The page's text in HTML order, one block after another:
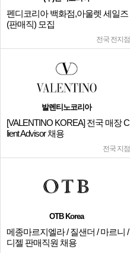
펜디코리아 백화점,아울렛 세일즈
(판매직) 모집
전국 전지점
발렌티노코리아
[VALENTINO KOREA] 전국 매장 C
lient Advisor 채용
전국 지점
OTB Korea
메종마르지엘라 / 질샌더 / 마르니 /
디젤 판매직원 채용